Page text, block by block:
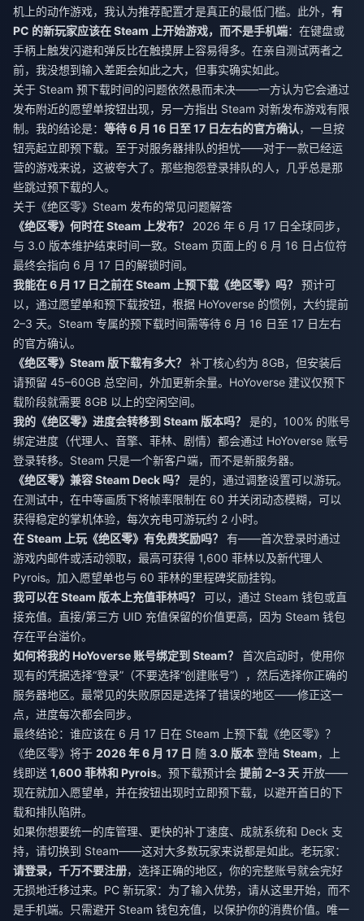
机上的动作游戏，我认为推荐配置才是真正的最低门槛。此外， 有
PC 的新玩家应该在 Steam 上开始游戏，而不是手机端：在键盘或
手柄上触发闪避和弹反比在触摸屏上容易得多。在亲自测试两者之
前，我没想到输入差距会如此之大，但事实确实如此。
关于 Steam 预下载时间的问题依然悬而未决——一方认为它会通过
发布附近的愿望单按钮出现，另一方指出 Steam 对新发布游戏有限
制。我的结论是： 等待 6 月 16 日至 17 日左右的官方确认，一旦按
钮亮起立即预下载。至于对服务器排队的担忧——对于一款已经运
营的游戏来说，这被夸大了。那些抱怨登录排队的人，几乎总是那
些跳过预下载的人。
关于《绝区零》Steam 发布的常见问题解答
《绝区零》何时在 Steam 上发布？
2026 年 6 月 17 日全球同步，
与 3.0 版本维护结束时间一致。Steam 页面上的 6 月 16 日占位符
最终会指向 6 月 17 日的解锁时间。
我能在 6 月 17 日之前在 Steam 上预下载《绝区零》吗？
预计可
以，通过愿望单和预下载按钮，根据 HoYoverse 的惯例，大约提前
2–3 天。Steam 专属的预下载时间需等待 6 月 16 日至 17 日左右
的官方确认。
《绝区零》Steam 版下载有多大？
补丁核心约为 8GB，但安装后
请预留 45–60GB 总空间，外加更新余量。HoYoverse 建议仅预下
载阶段就需要 8GB 以上的空闲空间。
我的《绝区零》进度会转移到 Steam 版本吗？
是的，100% 的账号
绑定进度（代理人、音擎、菲林、剧情）都会通过 HoYoverse 账号
登录转移。Steam 只是一个新客户端，而不是新服务器。
《绝区零》兼容 Steam Deck 吗？
是的，通过调整设置可以游玩。
在测试中，在中等画质下将帧率限制在 60 并关闭动态模糊，可以
获得稳定的掌机体验，每次充电可游玩约 2 小时。
在 Steam 上玩《绝区零》有免费奖励吗？
有——首次登录时通过
游戏内邮件或活动领取，最高可获得 1,600 菲林以及新代理人
Pyrois。加入愿望单也与 60 菲林的里程碑奖励挂钩。
我可以在 Steam 版本上充值菲林吗？
可以，通过 Steam 钱包或直
接充值。直接/第三方 UID 充值保留的价值更高，因为 Steam 钱包
存在平台溢价。
如何将我的 HoYoverse 账号绑定到 Steam？
首次启动时，使用你
现有的凭据选择“登录”（不要选择“创建账号”），然后选择你正确的
服务器地区。最常见的失败原因是选择了错误的地区——修正这一
点，进度每次都会同步。
最终结论：谁应该在 6 月 17 日在 Steam 上预下载《绝区零》？
《绝区零》将于 2026 年 6 月 17 日 随 3.0 版本 登陆 Steam，上
线即送 1,600 菲林和 Pyrois。预下载预计会 提前 2–3 天 开放——
现在就加入愿望单，并在按钮出现时立即预下载，以避开首日的下
载和排队陷阱。
如果你想要统一的库管理、更快的补丁速度、成就系统和 Deck 支
持，请切换到 Steam——这对大多数玩家来说都是如此。老玩家：
请登录，千万不要注册，选择正确的地区，你的完整账号就会完好
无损地迁移过来。PC 新玩家：为了输入优势，请从这里开始，而不
是手机端。只需避开 Steam 钱包充值，以保护你的消费价值。唯一